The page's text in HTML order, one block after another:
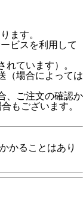
ます。
ビスを利用して
ています）。
（場合によっては
、ご注文の確認か
もございます。
かることはあり